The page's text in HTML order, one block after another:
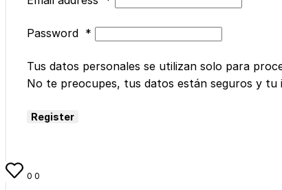
Password *
Tus datos personales se utilizan solo para
No te preocupes, tus datos están seguros y tu
Register
0 0